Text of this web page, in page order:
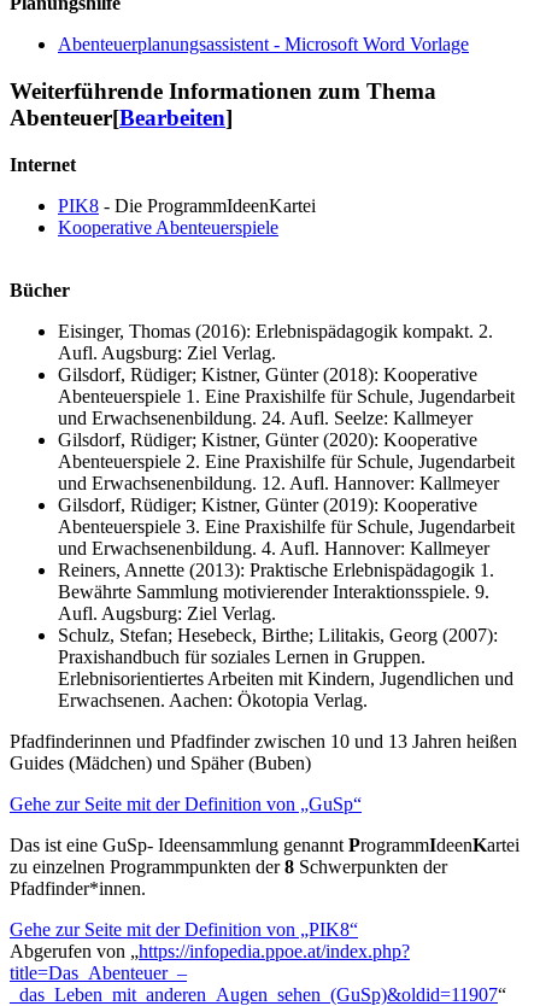
Abenteuerplanungsassistent - Microsoft Word Vorlage
Weiterführende Informationen zum Thema
Abenteuer[Bearbeiten]
Internet
PIK8 - Die ProgrammIdeenKartei
Kooperative Abenteuerspiele
Bücher
Eisinger, Thomas (2016): Erlebnispädagogik kompakt. 2.
Aufl. Augsburg: Ziel Verlag.
Gilsdorf, Rüdiger; Kistner, Günter (2018): Kooperative
Abenteuerspiele 1. Eine Praxishilfe für Schule, Jugendarbeit
und Erwachsenenbildung. 24. Aufl. Seelze: Kallmeyer
Gilsdorf, Rüdiger; Kistner, Günter (2020): Kooperative
Abenteuerspiele 2. Eine Praxishilfe für Schule, Jugendarbeit
und Erwachsenenbildung. 12. Aufl. Hannover: Kallmeyer
Gilsdorf, Rüdiger; Kistner, Günter (2019): Kooperative
Abenteuerspiele 3. Eine Praxishilfe für Schule, Jugendarbeit
und Erwachsenenbildung. 4. Aufl. Hannover: Kallmeyer
Reiners, Annette (2013): Praktische Erlebnispädagogik 1.
Bewährte Sammlung motivierender Interaktionsspiele. 9.
Aufl. Augsburg: Ziel Verlag.
Schulz, Stefan; Hesebeck, Birthe; Lilitakis, Georg (2007):
Praxishandbuch für soziales Lernen in Gruppen.
Erlebnisorientiertes Arbeiten mit Kindern, Jugendlichen und
Erwachsenen. Aachen: Ökotopia Verlag.
Pfadfinderinnen und Pfadfinder zwischen 10 und 13 Jahren heißen
Guides (Mädchen) und Späher (Buben)
Gehe zur Seite mit der Definition von „GuSp“
Das ist eine GuSp- Ideensammlung genannt ProgrammIdeenKartei
zu einzelnen Programmpunkten der8 Schwerpunkten der
Pfadfinder*innen.
Gehe zur Seite mit der Definition von „PIK8“
Abgerufen von „https://infopedia.ppoe.at/index.php?
title=Das_Abenteuer_–
_das_Leben_mit_anderen_Augen_sehen_(GuSp)&oldid=11907“